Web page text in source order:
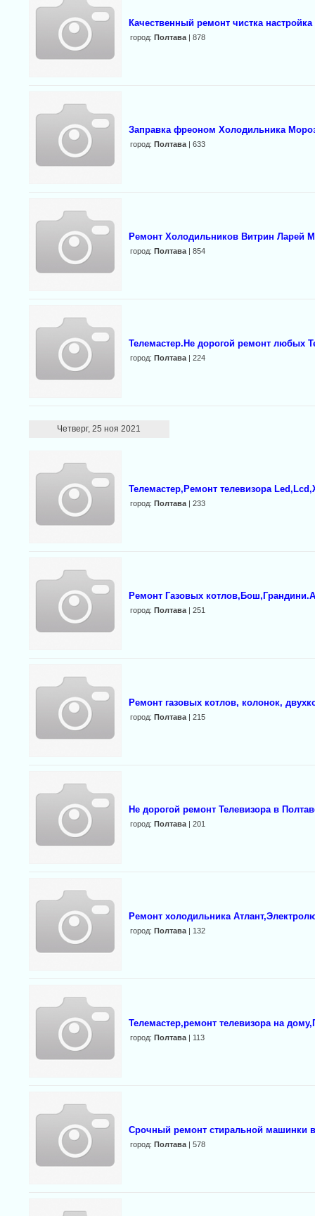
Качественный ремонт чистка
город: Полтава| 878
Заправка фреоном Холодильника
город: Полтава| 633
Ремонт Холодильников Витрин Ларей
город: Полтава| 854
Телемастер.Не дорогой ремонт любых
город: Полтава| 224
Четверг, 25 ноя 2021
Телемастер,Ремонт телевизора
город: Полтава| 233
Ремонт Газовых
город: Полтава| 251
Ремонт газовых котлов, колонок,
город: Полтава| 215
Не дорогой ремонт Телевизора в
город: Полтава| 201
Ремонт холодильника
город: Полтава| 132
Телемастер,ремонт телевизора на
город: Полтава| 113
Срочный ремонт стиральной машинки
город: Полтава| 578